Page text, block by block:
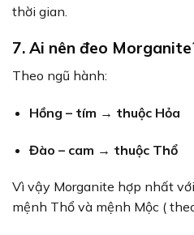
thời gian.
7. Ai nên đeo
Theo ngũ hành:
Hồng – tím → thuộc Hỏa
Đào – cam → thuộc Thổ
Vì vậy Morganite hợp nhất
mệnh Thổ và mệnh Mộc (